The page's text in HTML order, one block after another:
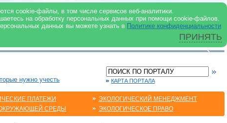
cookie-файлы, в том числе сервисов веб-аналитики.
на обработку персональных данных при помощи cookie-файлов.
данных вы можете узнать в Политике конфиденциальности
ПРИНЯТЬ
В ИНТЕРНЕТ
нужно учесть КАРТА ПОРТАЛА
ПЛАТЕЖИ
СРЕДЫ
ЭКОЛОГИЧЕСКИЙ МЕНЕДЖМЕНТ
ЭКОЛОГИЧЕСКОЕ ПРАВО